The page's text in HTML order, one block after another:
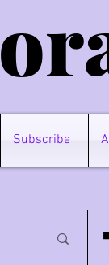
Subscribe